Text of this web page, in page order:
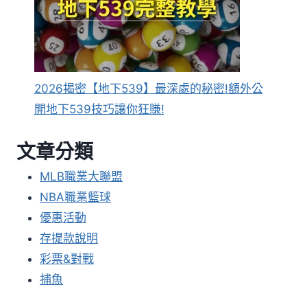
2026揭密【地下539】最深處的秘密!額外公
開地下539技巧讓你狂賺!
文章分類
MLB職業大聯盟
NBA職業籃球
優惠活動
存提款說明
彩票&對戰
捕魚